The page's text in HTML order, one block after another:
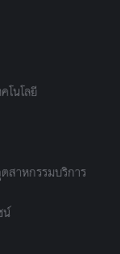
โนโลยี
สาหกรรมบริการ
น์